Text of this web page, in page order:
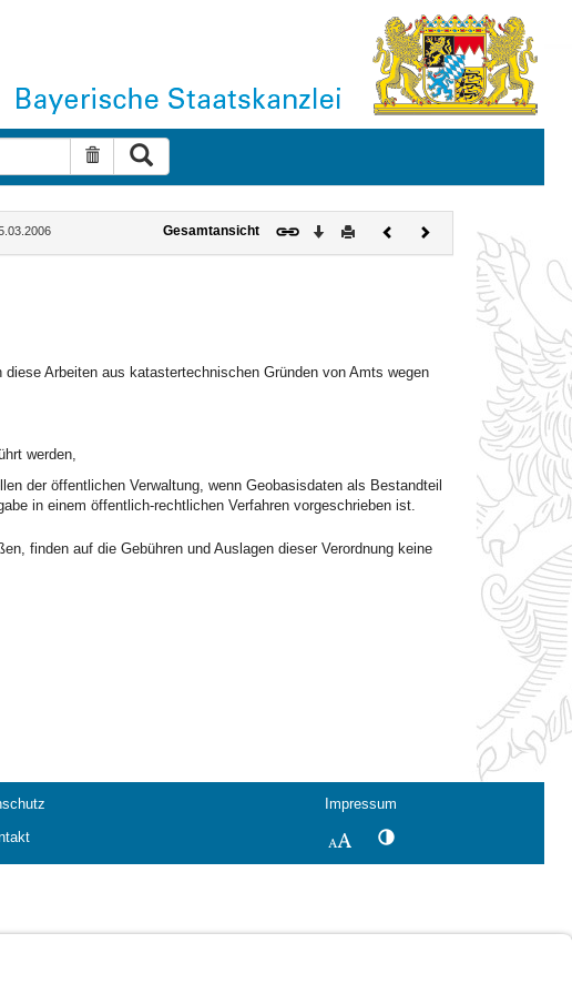
Suche zurücksetzen
Gesamtansicht Download
DruckenVorherigesNächstes
Dokument
Arbeiten aus katastertechnischen Gründen von Amts wegen
werden,
der öffentlichen Verwaltung, wenn Geobasisdaten als Bestandteil
in einem öffentlich-rechtlichen Verfahren vorgeschrieben ist.
finden auf die Gebühren und Auslagen dieser Verordnung keine
Impressum
SchriftgrößeKontrastwechsel